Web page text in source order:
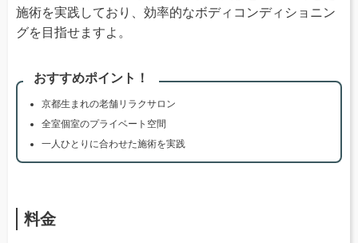
施術を実践しており、効率的なボディコンディショニン
グを目指せますよ。
おすすめポイント！
京都生まれの老舗リラクサロン
全室個室のプライベート空間
一人ひとりに合わせた施術を実践
料金